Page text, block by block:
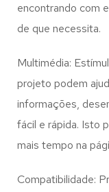
encontrando com
de que necessita.
Multimédia:
projeto podem
informações,
fácil e rápida. Isto
mais tempo na
Compatibilidade: